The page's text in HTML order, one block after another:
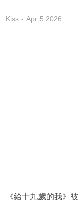
Kiss Apr 5 2026
《給十九歲的我》